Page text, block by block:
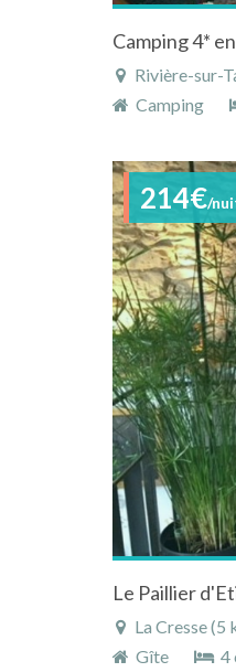
Rivière-sur-
Camping
214€/
Le Paillier
La Cresse (5
Gîte
4